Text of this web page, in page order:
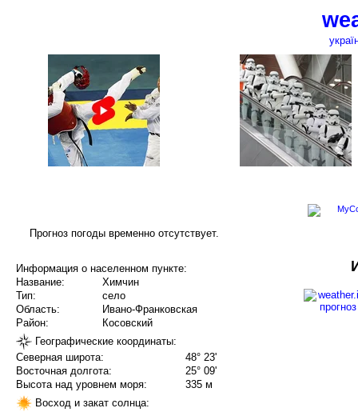
Прогноз погоды временно отсутствует.
Информация о населенном пункте:
Название:
Химчин
Тип:
село
Область:
Ивано-Франковская
Район:
Косовский
Географические координаты:
Северная широта:
48° 23'
Восточная долгота:
25° 09'
Высота над уровнем моря:
335 м
Восход и закат солнца: